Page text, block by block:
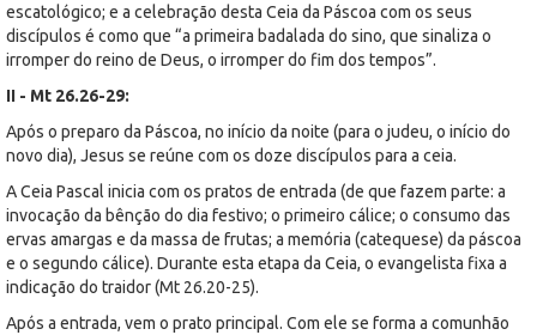
escatológico; e a celebração desta Ceia da Páscoa com os seus
discípulos é como que “a primeira badalada do sino, que sinaliza o
irromper do reino de Deus, o irromper do fim dos tempos”.
II - Mt 26.26-29:
Após o preparo da Páscoa, no início da noite (para o judeu, o início do
novo dia), Jesus se reúne com os doze discípulos para a ceia.
A Ceia Pascal inicia com os pratos de entrada (de que fazem parte: a
invocação da bênção do dia festivo; o primeiro cálice; o consumo das
ervas amargas e da massa de frutas; a memória (catequese) da páscoa
e o segundo cálice). Durante esta etapa da Ceia, o evangelista fixa a
indicação do traidor (Mt 26.20-25).
Após a entrada, vem o prato principal. Com ele se forma a comunhão